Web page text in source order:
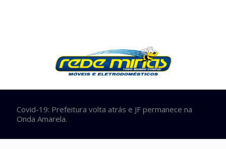
Covid-19: Prefeitura volta atrás e JF permanece na
Onda Amarela.